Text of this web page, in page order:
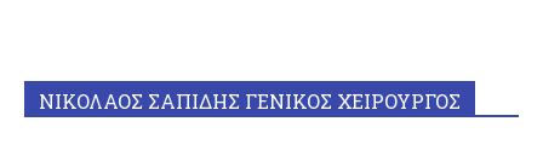
ΝΙΚΟΛΑΟΣ ΣΑΠΙΔΗΣ ΓΕΝΙΚΟΣ ΧΕΙΡΟΥΡΓΟΣ